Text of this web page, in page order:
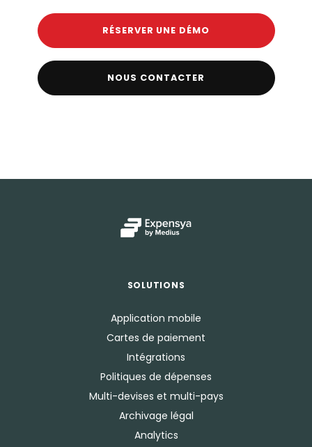
RÉSERVER UNE DÉMO
NOUS CONTACTER
SOLUTIONS
Application mobile
Cartes de paiement
Intégrations
Politiques de dépenses
Multi-devises et multi-pays
Archivage légal
Analytics